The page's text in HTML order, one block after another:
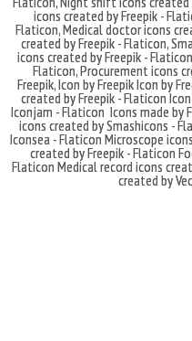
icons created by Freepik -
Flaticon,Medical doctor icons
created by Freepik - Flaticon,
icons created by Freepik - Flaticon
Flaticon,Procurement icons
Freepik,Icon by FreepikIcon by
created by Freepik - Flaticon
Iconjam - Flaticon Icons made by
icons created by Smashicons -
Iconsea - Flaticon Microscope
created by Freepik - Flaticon
Flaticon Medical record icons
created by